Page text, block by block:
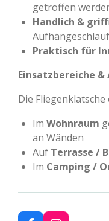
getroffen
Handlich &
Praktisch für
Einsatzbereiche &
Die
Im Wohnraum
an Wänden
Auf Terrasse /
Im Camping /